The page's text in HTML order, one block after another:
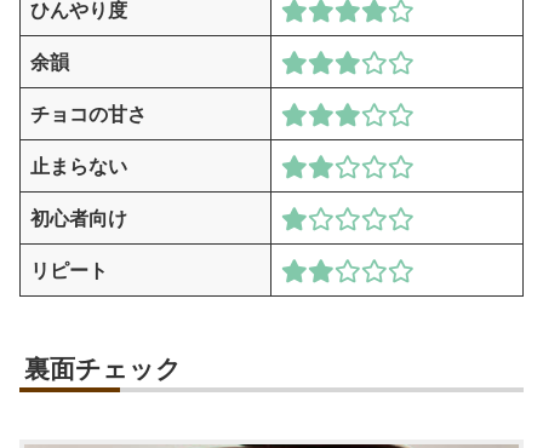
ひんやり度
余韻
チョコの甘さ
止まらない
初心者向け
リピート
裏面チェック